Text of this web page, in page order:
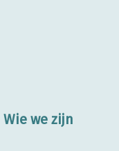
Wie we zijn